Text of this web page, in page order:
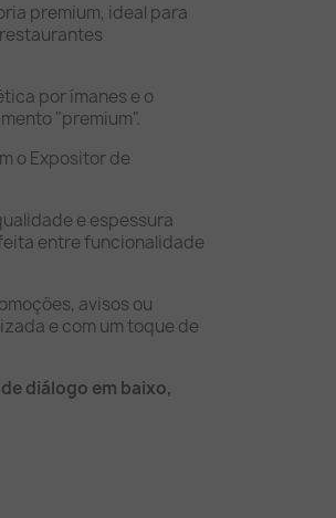
premium, ideal para
por ímanes e o
"premium".
o Expositor de
e espessura
entre funcionalidade
avisos ou
e com um toque de
diálogo em baixo,